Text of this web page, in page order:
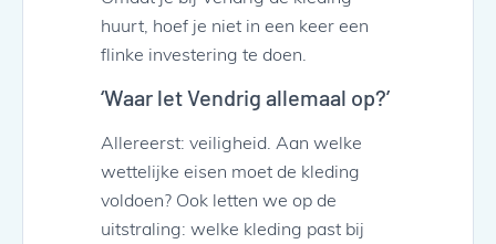
huurt, hoef je niet in een keer een
flinke investering te doen.
‘Waar let Vendrig allemaal op?’
Allereerst: veiligheid. Aan welke
wettelijke eisen moet de kleding
voldoen? Ook letten we op de
uitstraling: welke kleding past bij